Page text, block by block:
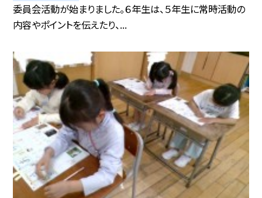
委員会活動が始まりました。６年生は、５年生に常時活動の
内容やポイントを伝えたり、...